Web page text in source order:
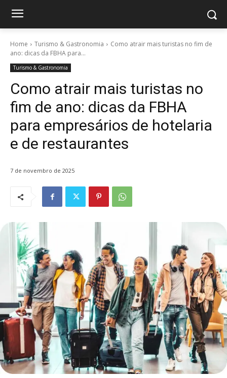
Home Turismo & Gastronomia
Como atrair mais turistas no fim de
ano: dicas da FBHA para...
Turismo & Gastronomia
Como atrair mais turistas no
fim de ano: dicas da FBHA
para empresários de hotelaria
e de restaurantes
7 de novembro de 2025